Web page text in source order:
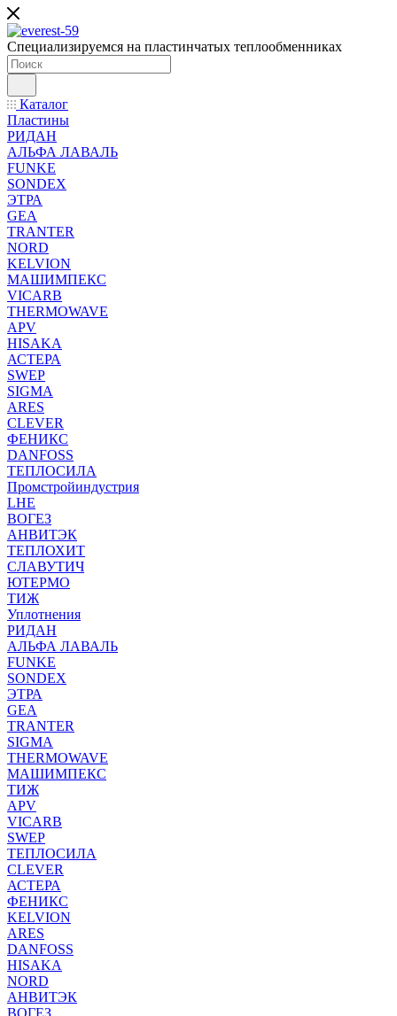
Специализируемся на пластинчатых теплообменниках
Каталог
Пластины
РИДАН
АЛЬФА ЛАВАЛЬ
FUNKE
SONDEX
ЭТРА
GEA
TRANTER
NORD
KELVION
МАШИМПЕКС
VICARB
THERMOWAVE
APV
HISAKA
АСТЕРА
SWEP
SIGMA
ARES
CLEVER
ФЕНИКС
DANFOSS
ТЕПЛОСИЛА
Промстройиндустрия
LHE
ВОГЕЗ
АНВИТЭК
ТЕПЛОХИТ
СЛАВУТИЧ
ЮТЕРМО
ТИЖ
Уплотнения
РИДАН
АЛЬФА ЛАВАЛЬ
FUNKE
SONDEX
ЭТРА
GEA
TRANTER
SIGMA
THERMOWAVE
МАШИМПЕКС
ТИЖ
APV
VICARB
SWEP
ТЕПЛОСИЛА
CLEVER
АСТЕРА
ФЕНИКС
KELVION
ARES
DANFOSS
HISAKA
NORD
АНВИТЭК
ВОГЕЗ